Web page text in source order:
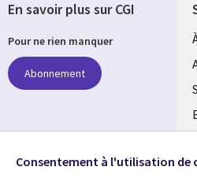
En savoir plus sur CGI
Pour ne rien manquer
Abonnement
Suivez-nous
Consentement à l'utilisation de